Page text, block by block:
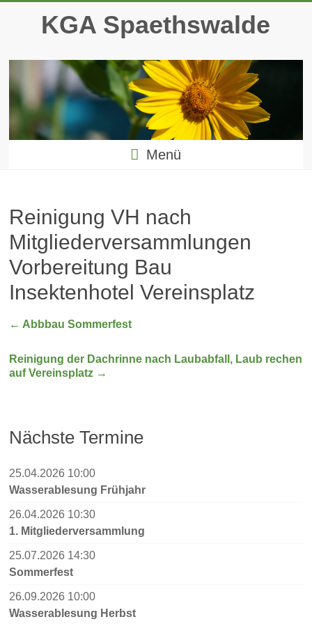
springenKGA Spaethswalde
Menü
Reinigung VH nach
Mitgliederversammlungen
Vorbereitung Bau
Insektenhotel Vereinsplatz
← Abbbau Sommerfest
Reinigung der Dachrinne nach Laubabfall, Laub rechen
auf Vereinsplatz →
Nächste Termine
25.04.2026 10:00
Wasserablesung Frühjahr
26.04.2026 10:30
1. Mitgliederversammlung
25.07.2026 14:30
Sommerfest
26.09.2026 10:00
Wasserablesung Herbst